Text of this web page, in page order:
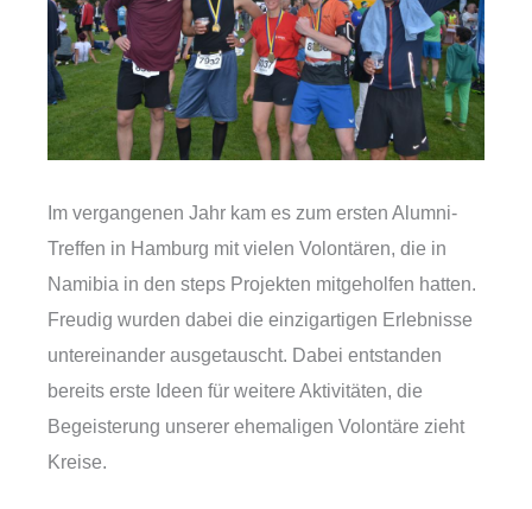
Im vergangenen Jahr kam es zum ersten Alumni-
Treffen in Hamburg mit vielen Volontären, die in
Namibia in den steps Projekten mitgeholfen hatten.
Freudig wurden dabei die einzigartigen Erlebnisse
untereinander ausgetauscht. Dabei entstanden
bereits erste Ideen für weitere Aktivitäten, die
Begeisterung unserer ehemaligen Volontäre zieht
Kreise.